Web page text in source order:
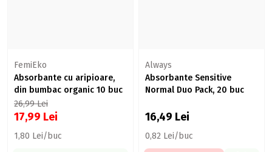
FemiEko
Absorbante cu aripioare,
din bumbac organic 10 buc
26,99Lei
17,99 Lei
1,80 Lei/buc
Always
Absorbante Sensitive
Normal Duo Pack, 20 buc
16,49 Lei
0,82 Lei/buc